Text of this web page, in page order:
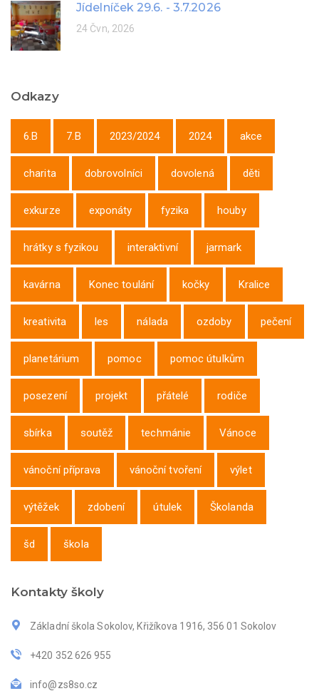
Jídelníček 29.6. - 3.7.2026
24 Čvn, 2026
Odkazy
6.B 7.B 2023/2024 2024 akce
charita dobrovolníci dovolená děti
exkurze exponáty fyzika houby
hrátky s fyzikou interaktivní jarmark
kavárna Konec toulání kočky Kralice
kreativita les nálada ozdoby pečení
planetárium pomoc pomoc útulkům
posezení projekt přátelé rodiče
sbírka soutěž techmánie Vánoce
vánoční příprava vánoční tvoření výlet
výtěžek zdobení útulek Školanda
šd škola
Kontakty školy
Základní škola Sokolov, Křižíkova 1916, 356 01 Sokolov
+420 352 626 955
info@zs8so.cz